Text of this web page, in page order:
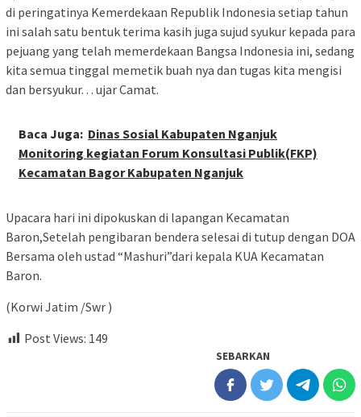
di peringatinya Kemerdekaan Republik Indonesia setiap tahun
ini salah satu bentuk terima kasih juga sujud syukur kepada para
pejuang yang telah memerdekaan Bangsa Indonesia ini, sedang
kita semua tinggal memetik buah nya dan tugas kita mengisi
dan bersyukur. . . ujar Camat.
Baca Juga: Dinas Sosial Kabupaten Nganjuk
Monitoring kegiatan Forum Konsultasi Publik(FKP)
Kecamatan Bagor Kabupaten Nganjuk
Upacara hari ini dipokuskan di lapangan Kecamatan
Baron,Setelah pengibaran bendera selesai di tutup dengan DOA
Bersama oleh ustad “Mashuri”dari kepala KUA Kecamatan
Baron.
(Korwi Jatim /Swr )
Post Views: 149
SEBARKAN